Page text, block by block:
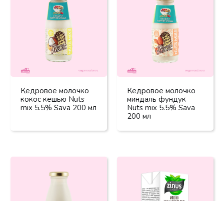
Кедровое молочко
кокос кешью Nuts
mix 5.5% Sava 200 мл
Кедровое молочко
миндаль фундук
Nuts mix 5.5% Sava
200 мл